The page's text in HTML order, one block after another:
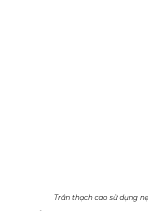
Trần thạch cao sử dụng